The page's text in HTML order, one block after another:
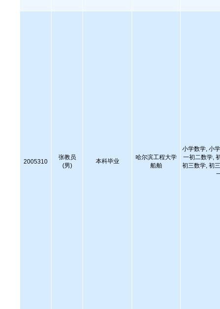
2005310
张教员
(男)
本科毕业
哈尔滨工程大学
船舶
小学数学, 小
一初二数学,
初三数学, 初